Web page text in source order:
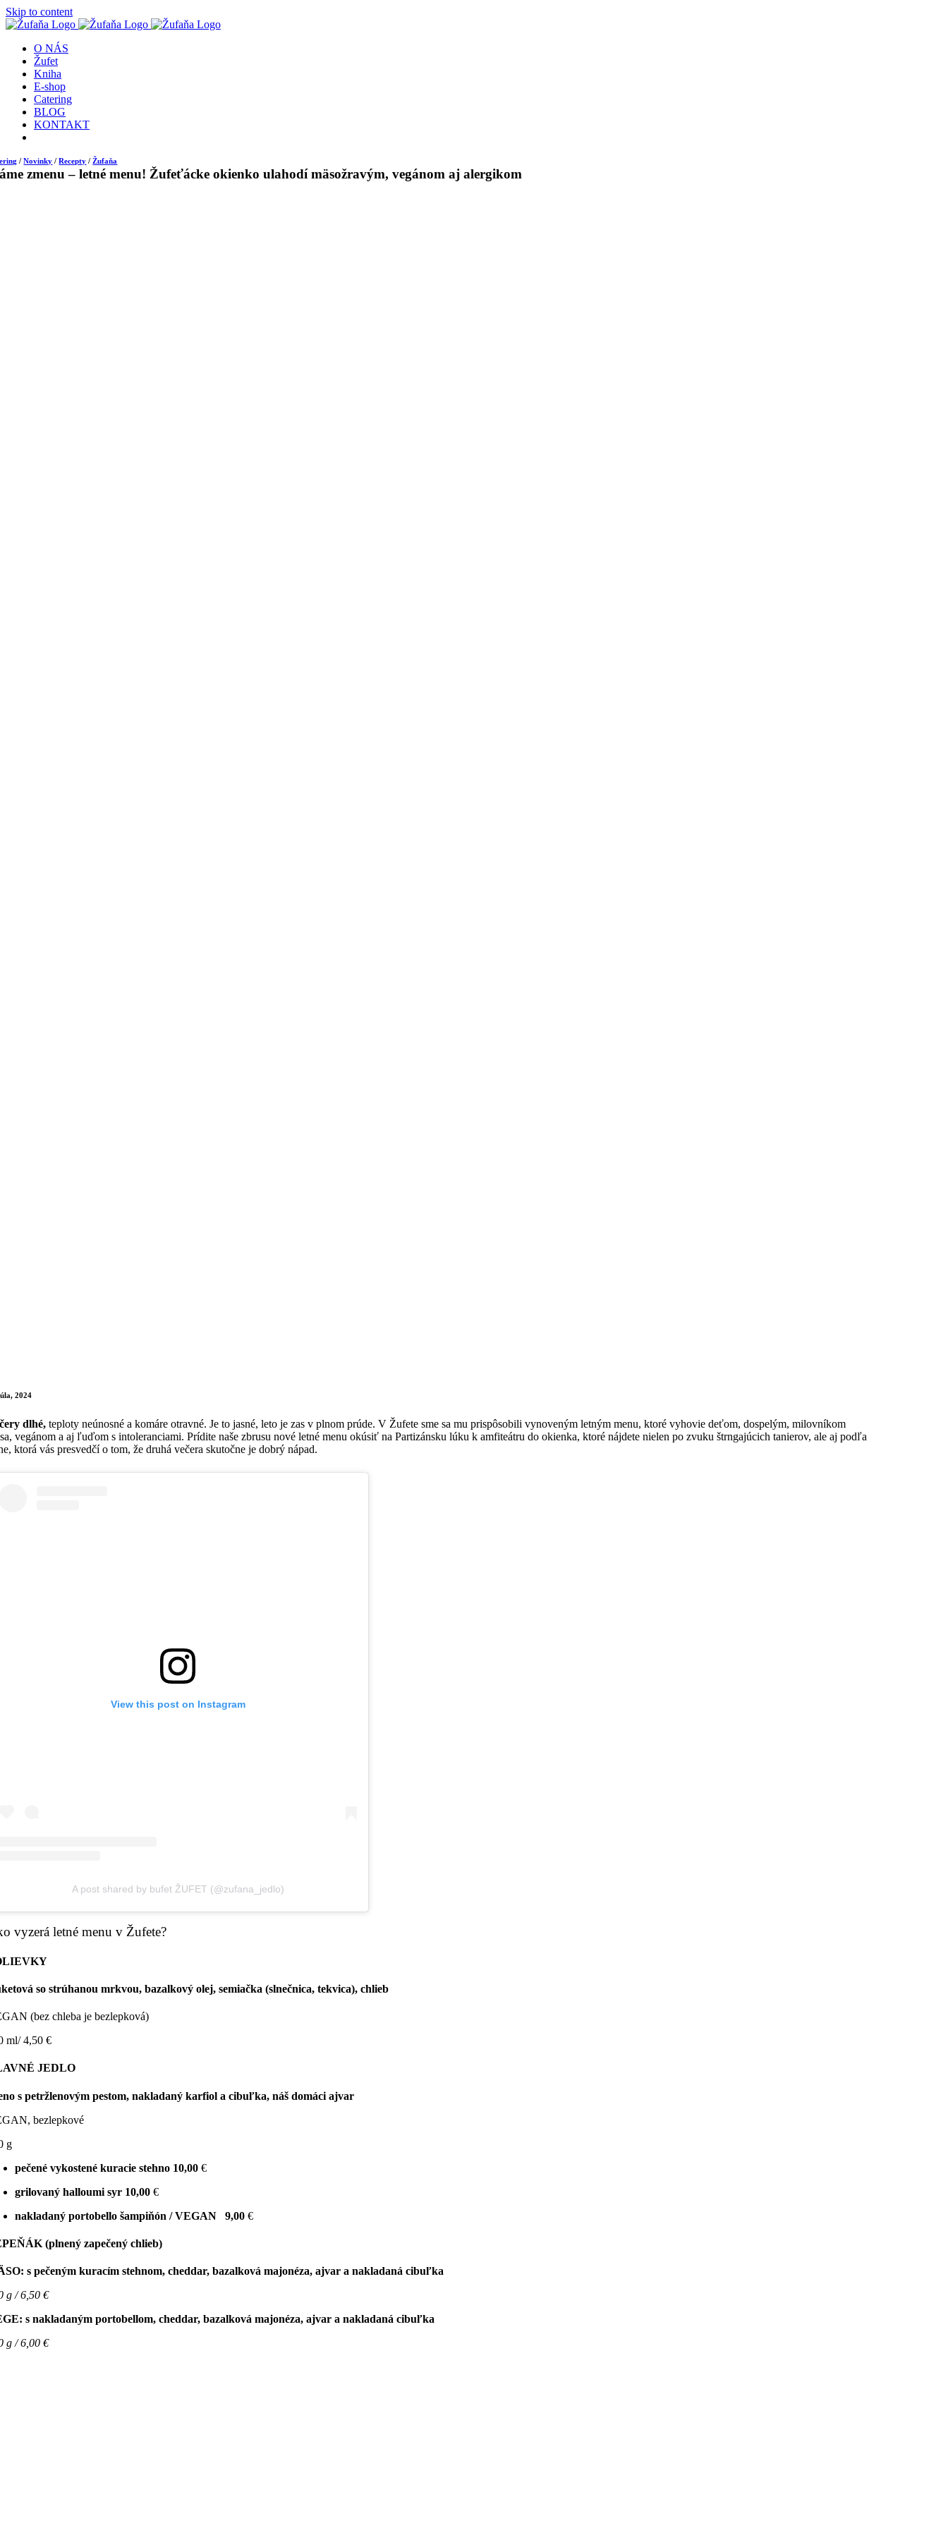
Skip to content
O NÁS
Žufet
Kniha
E-shop
Catering
BLOG
KONTAKT
/Novinky /Recepty /Žufaňa
zmenu – letné menu! Žufeťácke okienko ulahodí mäsožravým, vegánom aj alergikom
2024
dlhé, teploty neúnosné a komáre otravné. Je to jasné, leto je zas v plnom prúde. V Žufete sme sa mu prispôsobili vynoveným letným menu, ktoré vyhovie deťom, dospelým, milovníkom
vegánom a aj ľuďom s intoleranciami. Prídite naše zbrusu nové letné menu okúsiť na Partizánsku lúku k amfiteátru do okienka, ktoré nájdete nielen po zvuku štrngajúcich tanierov, ale aj podľa
ktorá vás presvedčí o tom, že druhá večera skutočne je dobrý nápad.
View this post on Instagram
A post shared by bufet ŽUFET (@zufana_jedlo)
vyzerá letné menu v Žufete?
so strúhanou mrkvou, bazalkový olej, semiačka (slnečnica, tekvica), chlieb
(bez chleba je bezlepková)
ml/ 4,50 €
JEDLO
s petržlenovým pestom, nakladaný karfiol a cibuľka, náš domáci ajvar
bezlepkové
g
pečené vykostené kuracie stehno 10,00 €
grilovaný halloumi syr 10,00 €
nakladaný portobello šampiňón / VEGAN
9,00 €
(plnený zapečený chlieb)
s pečeným kuracím stehnom, cheddar, bazalková majonéza, ajvar a nakladaná cibuľka
g / 6,50 €
s nakladaným portobellom, cheddar, bazalková majonéza, ajvar a nakladaná cibuľka
g / 6,00 €